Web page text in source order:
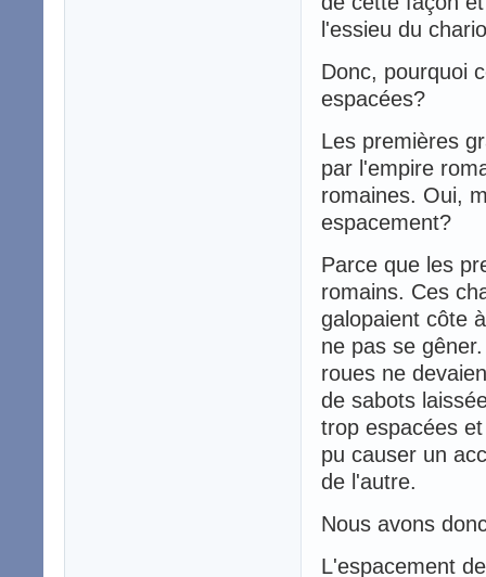
l'essieu du
Donc, pourquoi
espacées?
Les premières
par l'empire
romaines. Oui,
espacement?
Parce que les
romains. Ces
galopaient côte
ne pas se
roues ne
de sabots
trop espacées
pu causer un
de l'autre.
Nous avons
L'espacement